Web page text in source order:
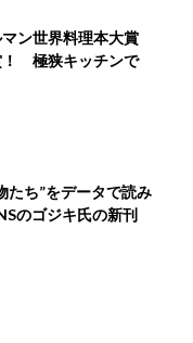
ン世界料理本大賞
！ 極狭キッチンで
たち”をデータで読み
ゴジキ氏の新刊